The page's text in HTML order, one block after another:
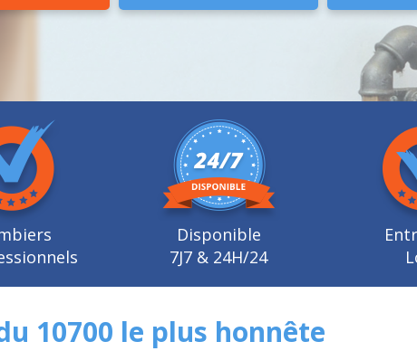
Disponible
7J7 & 24H/24
10700 le plus honnête